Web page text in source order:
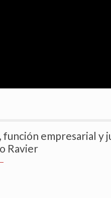
empresarial y
Ravier